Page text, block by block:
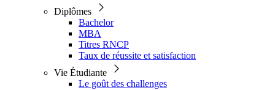
Diplômes
Bachelor
MBA
Titres RNCP
Taux de réussite et satisfaction
Vie Étudiante
Le goût des challenges